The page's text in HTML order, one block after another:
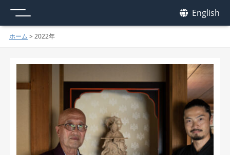
English
ホーム > 2022年